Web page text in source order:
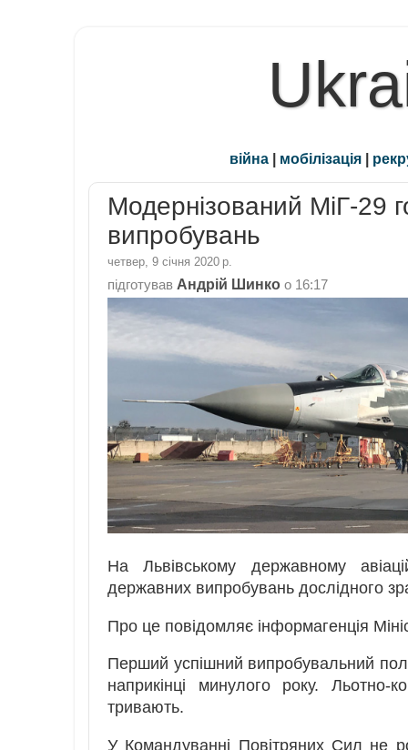
війна | мобілізація |
Модернізований МіГ-29
випробувань
четвер, 9 січня 2020 р.
підготував Андрій Шинко о 16:17
На Львівському державному
державних випробувань дослідного
Про це повідомляє інформагенція
Перший успішний випробувальний
наприкінці минулого року. Льотно-
тривають.
У Командуванні Повітряних Сил не